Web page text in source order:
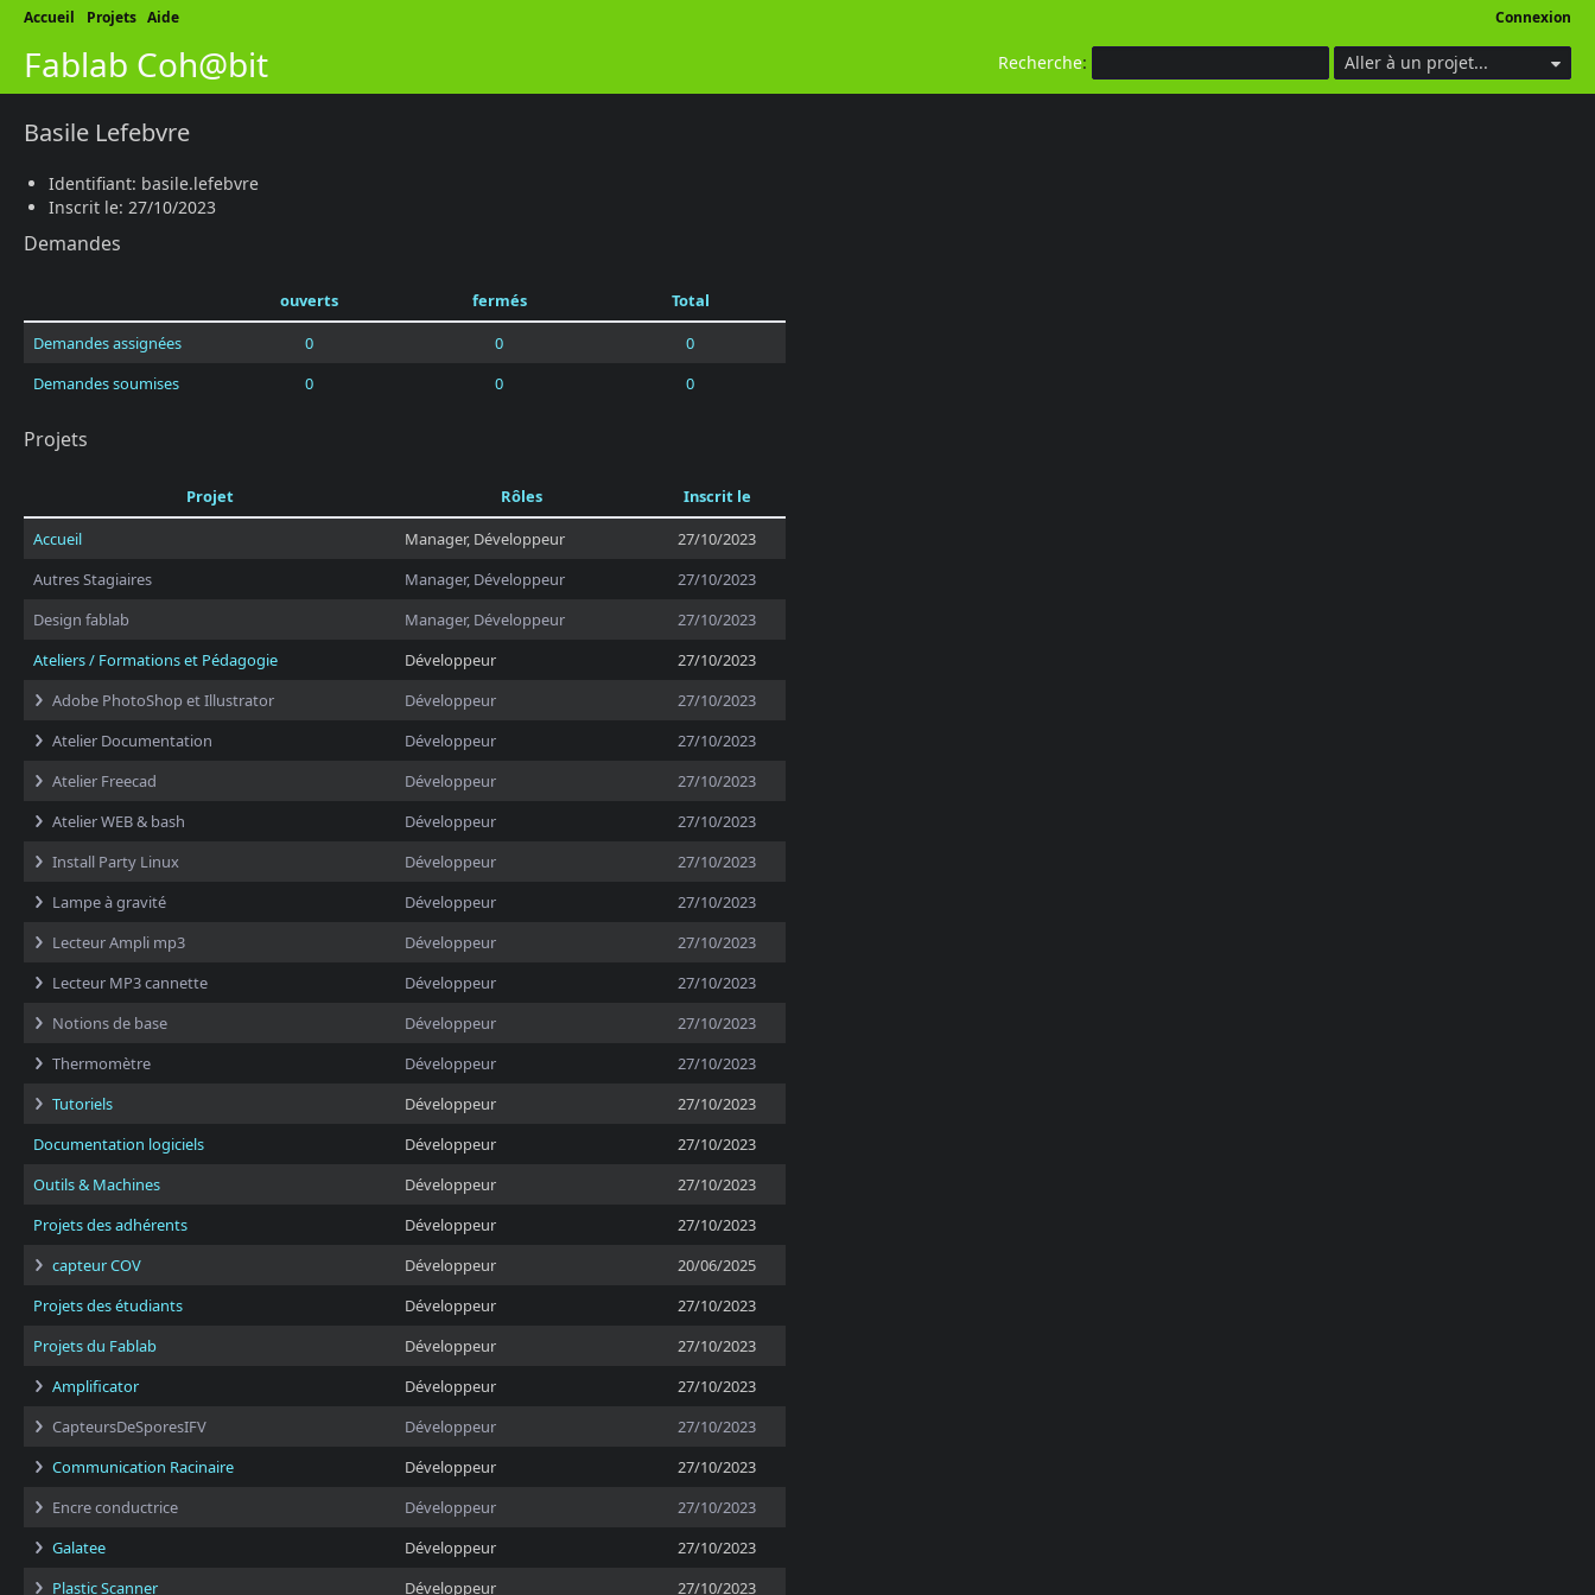
Connexion
Accueil Projets Aide
Recherche: Aller à un projet...
Fablab Coh@bit
Basile Lefebvre
Identifiant: basile.lefebvre
Inscrit le: 27/10/2023
Demandes
ouverts fermés
Total
Demandes assignées
0 0
0
Demandes soumises
0 0 0
Projets
Projet Rôles
Inscrit le
Accueil
Manager, Développeur
27/10/2023
Autres Stagiaires
Manager, Développeur
27/10/2023
Design fablab
Manager, Développeur
27/10/2023
Ateliers / Formations et Pédagogie
Développeur
27/10/2023
Adobe PhotoShop et Illustrator
Développeur
27/10/2023
Atelier Documentation
Développeur
27/10/2023
Atelier Freecad
Développeur
27/10/2023
Atelier WEB & bash
Développeur
27/10/2023
Install Party Linux
Développeur
27/10/2023
Lampe à gravité
Développeur
27/10/2023
Lecteur Ampli mp3
Développeur
27/10/2023
Lecteur MP3 cannette
Développeur
27/10/2023
Notions de base
Développeur
27/10/2023
Thermomètre
Développeur
27/10/2023
Tutoriels
Développeur
27/10/2023
Documentation logiciels
Développeur
27/10/2023
Outils & Machines
Développeur
27/10/2023
Projets des adhérents
Développeur
27/10/2023
capteur COV
Développeur
20/06/2025
Projets des étudiants
Développeur
27/10/2023
Projets du Fablab
Développeur
27/10/2023
Amplificator
Développeur
27/10/2023
CapteursDeSporesIFV
Développeur
27/10/2023
Communication Racinaire
Développeur
27/10/2023
Encre conductrice
Développeur
27/10/2023
Galatee
Développeur
27/10/2023
Plastic Scanner
Développeur 27/10/2023